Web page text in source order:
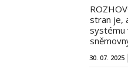
stran je,
systému
30. 07. 2025